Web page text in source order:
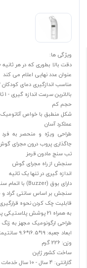
ویژگی ها:
عنوان عدد نهایی اعلام می کند
مناسب اندازگیری دمای کودکان 3 تا 5 سال.
بالاترین سرعت اندازه گیری - 1 ثانیه
حجم کم
شکل منطبق با خواص
عملکرد آسان
طراحی ویژه و منحصر به
جاگذاری پروب درون مجرای
تب سنج مادون قرمز
سنجش از راه مجرای گوش
اندازه گیری در تنها یک ثانیه
دارای بوق (Buzzer) با اتمام سنجش دما
سنجش بر اساس سانتی گراد و
قابلیت چک کردن نحوه
به همراه 21 پوشش پلاستیکی پروب (استریل)
طراحی ارگونومیک مجهز به
ابعاد جعبه: 19*16.5*9.6 سانتیمتر
وزن: 226 گرم
ساخت کشور ژاپن
گارانتی: 4 سال - 10 سال خدمات